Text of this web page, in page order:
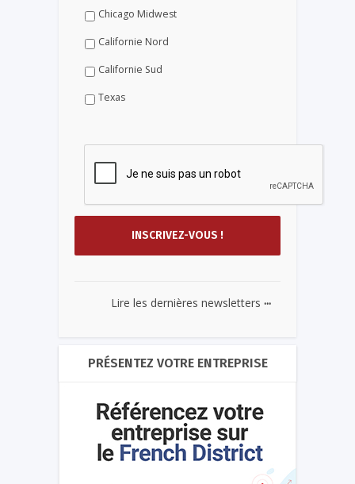
Chicago Midwest
Californie Nord
Californie Sud
Texas
Lire les dernières newsletters ...
PRÉSENTEZ VOTRE ENTREPRISE